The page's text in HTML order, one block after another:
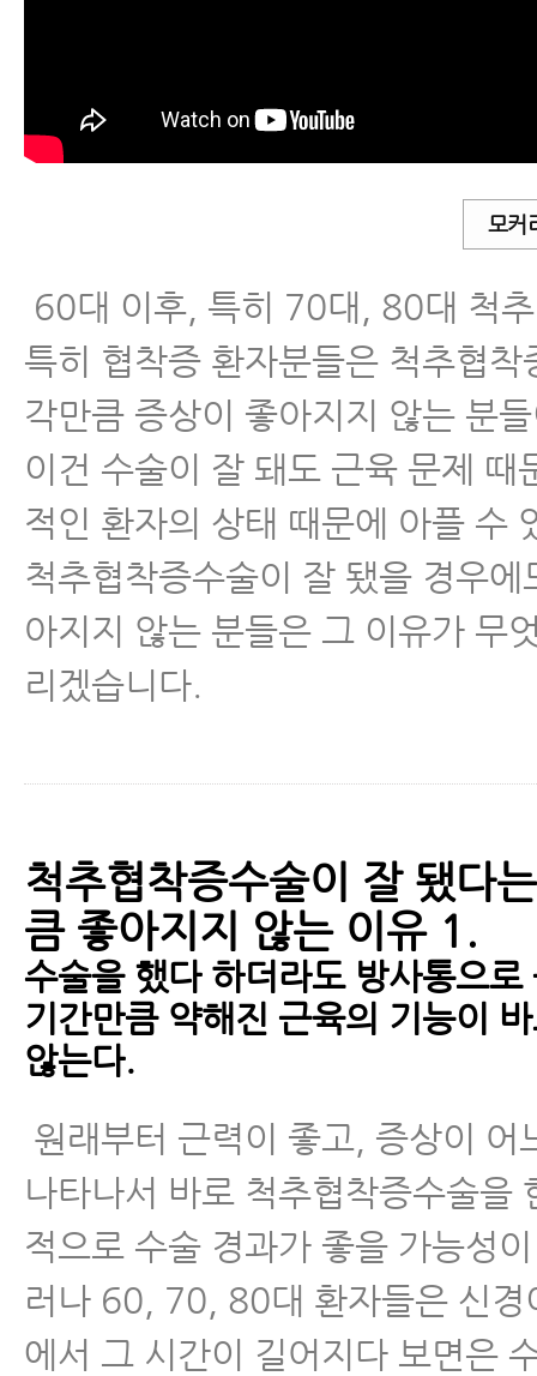
모커
60대 이후, 특히 70대, 80대 척
특히 협착증 환자분들은 척추협착
각만큼 증상이 좋아지지 않는 분
이건 수술이 잘 돼도 근육 문제 때
적인 환자의 상태 때문에 아플 수
척추협착증수술이 잘 됐을 경우에
아지지 않는 분들은 그 이유가 무
리겠습니다.
척추협착증수술이 잘 됐다
큼 좋아지지 않는 이유 1.
수술을 했다 하더라도 방사통으로
기간만큼 약해진 근육의 기능이
않는다.
원래부터 근력이 좋고, 증상이 어
나타나서 바로 척추협착증수술을
적으로 수술 경과가 좋을 가능성
러나 60, 70, 80대 환자들은 신경
에서 그 시간이 길어지다 보면은